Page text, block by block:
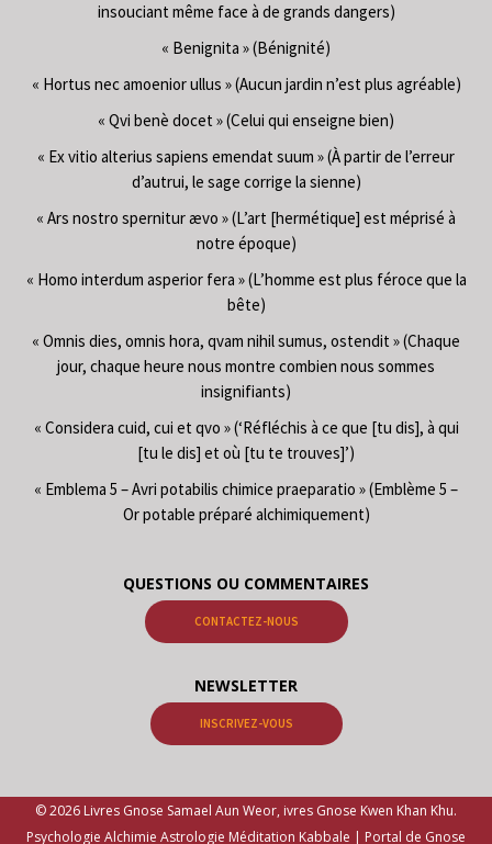
insouciant même face à de grands dangers)
« Benignita » (Bénignité)
« Hortus nec amoenior ullus » (Aucun jardin n’est plus agréable)
« Qvi benè docet » (Celui qui enseigne bien)
« Ex vitio alterius sapiens emendat suum » (À partir de l’erreur
d’autrui, le sage corrige la sienne)
« Ars nostro spernitur ævo » (L’art [hermétique] est méprisé à
notre époque)
« Homo interdum asperior fera » (L’homme est plus féroce que la
bête)
« Omnis dies, omnis hora, qvam nihil sumus, ostendit » (Chaque
jour, chaque heure nous montre combien nous sommes
insignifiants)
« Considera cuid, cui et qvo » (‘Réfléchis à ce que [tu dis], à qui
[tu le dis] et où [tu te trouves]’)
« Emblema 5 – Avri potabilis chimice praeparatio » (Emblème 5 –
Or potable préparé alchimiquement)
QUESTIONS OU COMMENTAIRES
CONTACTEZ-NOUS
NEWSLETTER
INSCRIVEZ-VOUS
© 2026 Livres Gnose Samael Aun Weor, ivres Gnose Kwen Khan Khu.
Psychologie Alchimie Astrologie Méditation Kabbale | Portal de Gnose